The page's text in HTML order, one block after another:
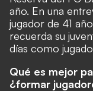
año. En una
jugador de 41
recuerda su
días como
Qué es mejor
¿formar